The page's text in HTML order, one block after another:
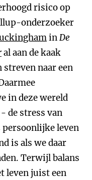
risico op
onderzoeker
inDe
al aan de kaak
streven naar een
in deze wereld
de stress van
persoonlijke leven
is als we daar
Terwijl balans
leven juist een